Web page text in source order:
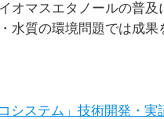
オマスエタノールの普
水質の環境問題では成
システム」技術開発・実